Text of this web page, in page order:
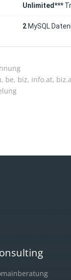
Unlimited***
2 MySQL
be, biz, info.at,